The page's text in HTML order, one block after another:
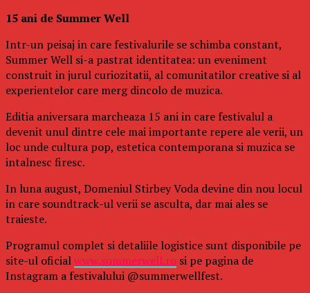
15 ani de Summer Well
Intr-un peisaj in care festivalurile se schimba constant,
Summer Well si-a pastrat identitatea: un eveniment
construit in jurul curiozitatii, al comunitatilor creative si al
experientelor care merg dincolo de muzica.
Editia aniversara marcheaza 15 ani in care festivalul a
devenit unul dintre cele mai importante repere ale verii, un
loc unde cultura pop, estetica contemporana si muzica se
intalnesc firesc.
In luna august, Domeniul Stirbey Voda devine din nou locul
in care soundtrack-ul verii se asculta, dar mai ales se
traieste.
Programul complet si detaliile logistice sunt disponibile pe
site-ul oficialwww.summerwell.ro si pe pagina de
Instagram a festivalului @summerwellfest.